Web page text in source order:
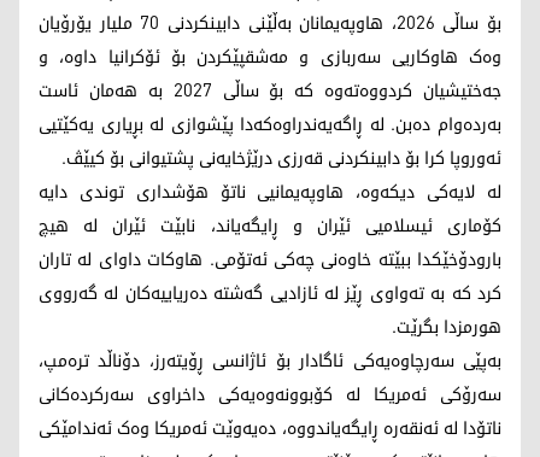
بۆ ساڵی 2026، هاوپەیمانان بەڵێنی دابینکردنی 70 ملیار یۆرۆیان
وەک هاوکاریی سەربازی و مەشقپێکردن بۆ ئۆکرانیا داوە، و
جەختیشیان کردووەتەوە کە بۆ ساڵی 2027 بە هەمان ئاست
بەردەوام دەبن. لە ڕاگەیەندراوەکەدا پێشوازی لە بڕیاری یەکێتیی
ئەوروپا کرا بۆ دابینکردنی قەرزی درێژخایەنی پشتیوانی بۆ کیێڤ.
لە لایەکی دیکەوە، هاوپەیمانیی ناتۆ هۆشداری توندی دایە
کۆماری ئیسلامیی ئێران و ڕایگەیاند، نابێت ئێران لە هیچ
بارودۆخێکدا ببێتە خاوەنی چەکی ئەتۆمی. هاوکات داوای لە تاران
کرد کە بە تەواوی ڕێز لە ئازادیی گەشتە دەریاییەکان لە گەرووی
هورمزدا بگرێت.
بەپێی سەرچاوەیەکی ئاگادار بۆ ئاژانسی ڕۆیتەرز، دۆناڵد ترەمپ،
سەرۆکی ئەمریکا لە کۆبوونەوەیەکی داخراوی سەرکردەکانی
ناتۆدا لە ئەنقەرە ڕایگەیاندووە، دەیەوێت ئەمریکا وەک ئەندامێکی